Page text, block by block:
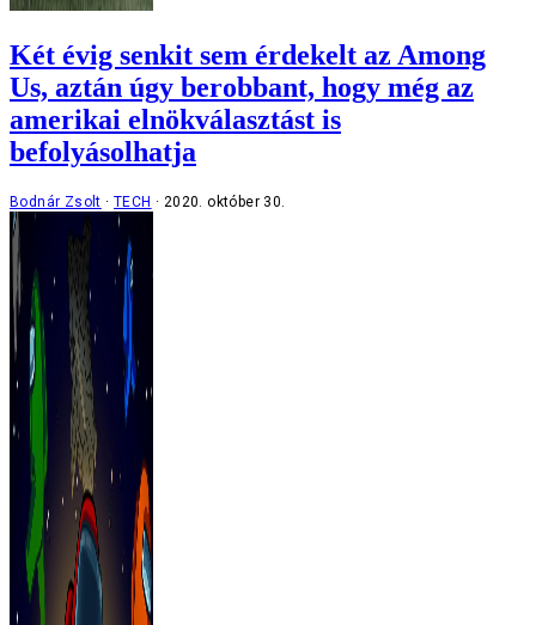
Két évig senkit sem érdekelt az Among
Us, aztán úgy berobbant, hogy még az
amerikai elnökválasztást is
befolyásolhatja
Bodnár Zsolt TECH 2020. október 30.